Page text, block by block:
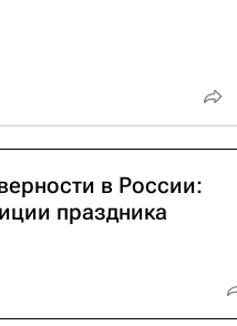
в России:
праздника